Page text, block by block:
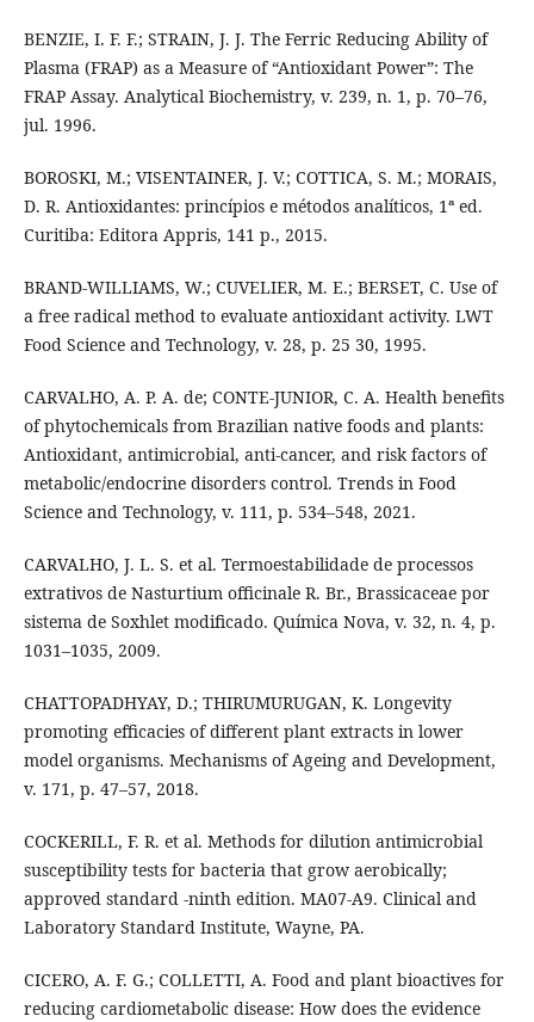
BENZIE, I. F. F.; STRAIN, J. J. The Ferric Reducing Ability of
Plasma (FRAP) as a Measure of “Antioxidant Power”: The
FRAP Assay. Analytical Biochemistry, v. 239, n. 1, p. 70–76,
jul. 1996.
BOROSKI, M.; VISENTAINER, J. V.; COTTICA, S. M.; MORAIS,
D. R. Antioxidantes: princípios e métodos analíticos, 1ª ed.
Curitiba: Editora Appris, 141 p., 2015.
BRAND-WILLIAMS, W.; CUVELIER, M. E.; BERSET, C. Use of
a free radical method to evaluate antioxidant activity. LWT
Food Science and Technology, v. 28, p. 25 30, 1995.
CARVALHO, A. P. A. de; CONTE-JUNIOR, C. A. Health benefits
of phytochemicals from Brazilian native foods and plants:
Antioxidant, antimicrobial, anti-cancer, and risk factors of
metabolic/endocrine disorders control. Trends in Food
Science and Technology, v. 111, p. 534–548, 2021.
CARVALHO, J. L. S. et al. Termoestabilidade de processos
extrativos de Nasturtium officinale R. Br., Brassicaceae por
sistema de Soxhlet modificado. Química Nova, v. 32, n. 4, p.
1031–1035, 2009.
CHATTOPADHYAY, D.; THIRUMURUGAN, K. Longevity
promoting efficacies of different plant extracts in lower
model organisms. Mechanisms of Ageing and Development,
v. 171, p. 47–57, 2018.
COCKERILL, F. R. et al. Methods for dilution antimicrobial
susceptibility tests for bacteria that grow aerobically;
approved standard -ninth edition. MA07-A9. Clinical and
Laboratory Standard Institute, Wayne, PA.
CICERO, A. F. G.; COLLETTI, A. Food and plant bioactives for
reducing cardiometabolic disease: How does the evidence